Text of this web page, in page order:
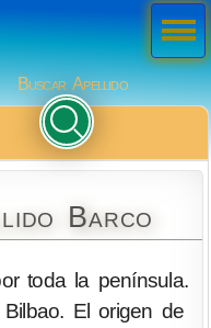
Buscar Apellido
Barco
toda la península.
El origen de
Men
ú